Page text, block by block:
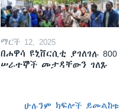
ማርች 12, 2025
በሐዋሳ ዩኒቨርሲቲ ያገለገሉ 800
ሠራተኞች መታዳቸውን ገለጹ
ሁሉንም ክፍሎች ይመልከቱ